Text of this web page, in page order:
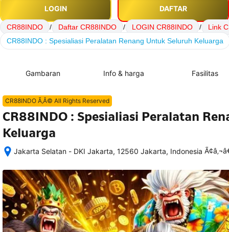
LOGIN DAFTAR
CR88INDO / Daftar CR88INDO / LOGIN CR88INDO /
Link
CR88INDO : Spesialiasi Peralatan Renang Untuk Seluruh Keluarga
Gambaran Info & harga Fasilitas
CR88INDO Ã‚Â© All Rights Reserved
CR88INDO : Spesialiasi Peralatan
Keluarga
Jakarta Selatan - DKI Jakarta, 12560 Jakarta, Indonesia
memesan,
semua
rincian
akomodasi
termasuk
nomor